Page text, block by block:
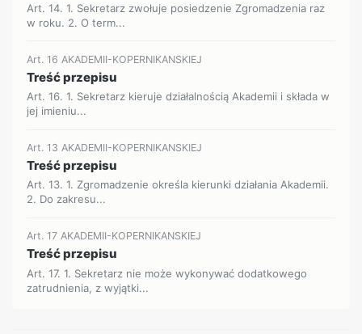
Art. 14. 1. Sekretarz zwołuje posiedzenie Zgromadzenia raz
w roku. 2. O term...
Art. 16 AKADEMII-KOPERNIKANSKIEJ
Treść przepisu
Art. 16. 1. Sekretarz kieruje działalnością Akademii i składa w
jej imieniu...
Art. 13 AKADEMII-KOPERNIKANSKIEJ
Treść przepisu
Art. 13. 1. Zgromadzenie określa kierunki działania Akademii.
2. Do zakresu...
Art. 17 AKADEMII-KOPERNIKANSKIEJ
Treść przepisu
Art. 17. 1. Sekretarz nie może wykonywać dodatkowego
zatrudnienia, z wyjątki...